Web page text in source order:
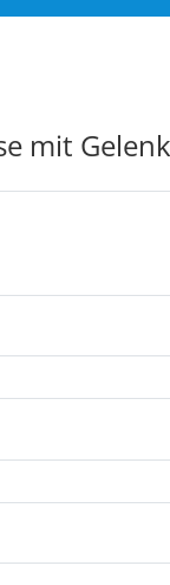
mit